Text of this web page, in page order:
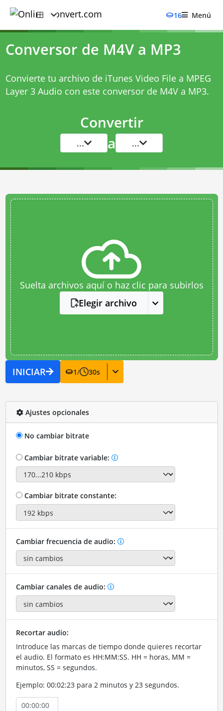
16 Menú
Conversor de M4V a MP3
Convierte tu archivo de iTunes Video File a MPEG
Layer 3 Audio con este conversor de M4V a MP3.
Convertir
... a ...
Suelta archivos aquí o haz clic para subirlos
Elegir archivo
INICIAR 1/ 30s
Ajustes opcionales
No cambiar bitrate
Cambiar bitrate variable:
Cambiar bitrate constante:
Cambiar frecuencia de audio:
Cambiar canales de audio:
Recortar audio:
Introduce las marcas de tiempo donde quieres recortar
el audio. El formato es HH:MM:SS. HH = horas, MM =
minutos, SS = segundos.
Ejemplo: 00:02:23 para 2 minutos y 23 segundos.